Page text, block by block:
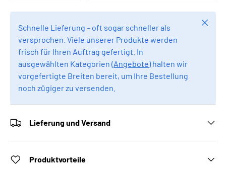
Schnelle Lieferung – oft sogar schneller als
versprochen. Viele unserer Produkte werden
frisch für Ihren Auftrag gefertigt. In
ausgewählten Kategorien (Angebote) halten wir
vorgefertigte Breiten bereit, um Ihre Bestellung
noch zügiger zu versenden.
Lieferung und Versand
Produktvorteile